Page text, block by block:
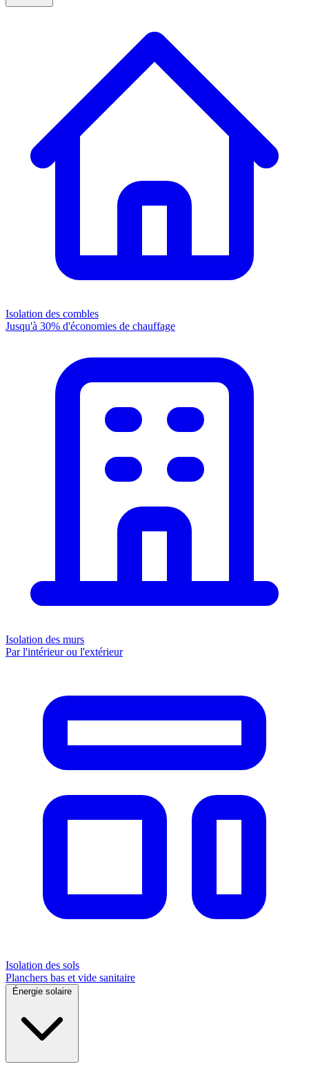
Isolation des combles
Jusqu'à 30% d'économies de chauffage
Isolation des murs
Par l'intérieur ou l'extérieur
Isolation des sols
Planchers bas et vide sanitaire